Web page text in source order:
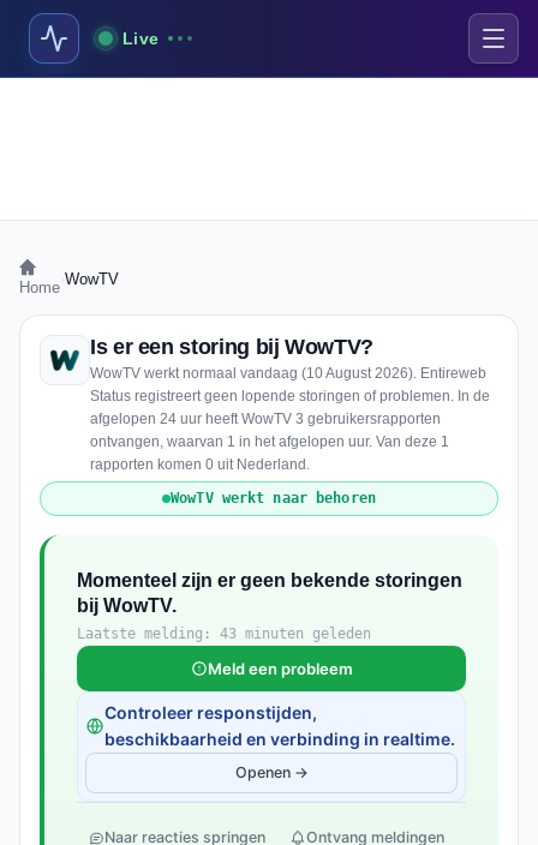
Live
Home WowTV
Is er een storing bij WowTV?
WowTV werkt normaal vandaag (10 August 2026). Entireweb
Status registreert geen lopende storingen of problemen. In de
afgelopen 24 uur heeft WowTV 3 gebruikersrapporten
ontvangen, waarvan 1 in het afgelopen uur. Van deze 1
rapporten komen 0 uit Nederland.
WowTV werkt naar behoren
Momenteel zijn er geen bekende storingen
bij WowTV.
Laatste melding: 43 minuten geleden
Meld een probleem
Controleer responstijden,
beschikbaarheid en verbinding in realtime.
Openen →
Naar reacties springen Ontvang meldingen